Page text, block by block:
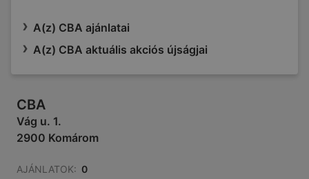
A(z) CBA ajánlatai
A(z) CBA aktuális akciós újságjai
CBA
Vág u. 1.
2900 Komárom
AJÁNLATOK: 0